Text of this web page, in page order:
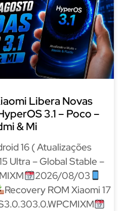
Libera Novas
3.1 – Poco –
& Mi
16 ( Atualizações
Ultra – Global Stable –
2026/08/03
Recovery ROM Xiaomi 17